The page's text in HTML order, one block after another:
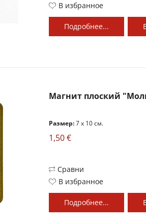
В избранное
Подробнее...
Магнит плоский
Размер:7 x 10 см.
1,50 €
Сравни
В избранное
Подробнее...